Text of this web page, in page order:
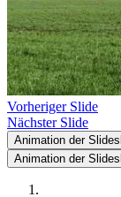
Vorheriger Slide
Nächster Slide
Animation der
Animation der